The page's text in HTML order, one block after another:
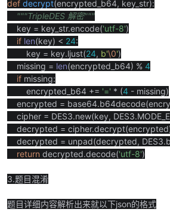
def decrypt(encrypted_b64, key_str):
"""TripleDES 解密"""
key = key_str.encode('utf-8')
if len(key) < 24:
key = key.ljust(24, b'\0')
missing = len(encrypted_b64) % 4
if missing:
encrypted_b64 += '=' * (4 - missing)
encrypted =
cipher = DES3.new(key,
decrypted =
decrypted = unpad(decrypted,
return decrypted.decode('utf-8')
3.题目混淆
题目详细内容解析出来就以下json的格式